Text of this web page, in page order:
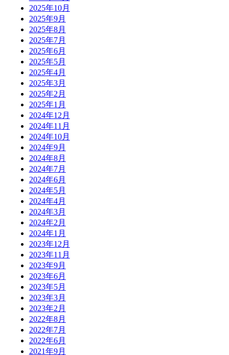
2025年10月
2025年9月
2025年8月
2025年7月
2025年6月
2025年5月
2025年4月
2025年3月
2025年2月
2025年1月
2024年12月
2024年11月
2024年10月
2024年9月
2024年8月
2024年7月
2024年6月
2024年5月
2024年4月
2024年3月
2024年2月
2024年1月
2023年12月
2023年11月
2023年9月
2023年6月
2023年5月
2023年3月
2023年2月
2022年8月
2022年7月
2022年6月
2021年9月